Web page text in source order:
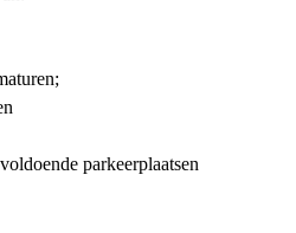
parkeerplaatsen